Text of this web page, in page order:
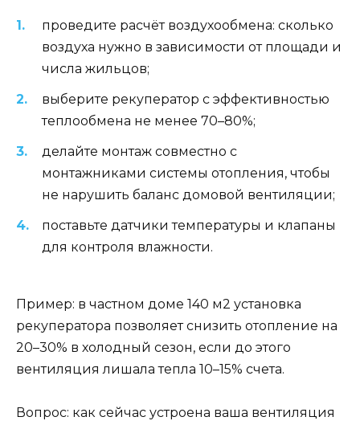
проведите расчёт воздухообмена: сколько
воздуха нужно в зависимости от площади и
числа жильцов;
выберите рекуператор с эффективностью
теплообмена не менее 70–80%;
делайте монтаж совместно с
монтажниками системы отопления, чтобы
не нарушить баланс домовой вентиляции;
поставьте датчики температуры и клапаны
для контроля влажности.
Пример: в частном доме 140 м2 установка
рекуператора позволяет снизить отопление на
20–30% в холодный сезон, если до этого
вентиляция лишала тепла 10–15% счета.
Вопрос: как сейчас устроена ваша вентиляция